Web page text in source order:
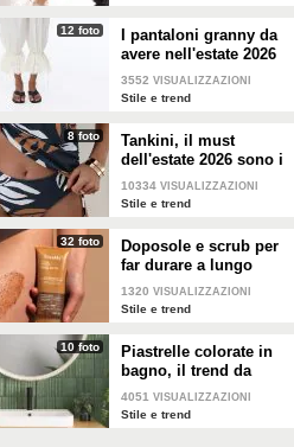
12 foto
I pantaloni granny da
avere nell'estate 2026
3552 VISUALIZZAZIONI
Stile e trend
8 foto
Tankini, il must
dell'estate 2026 sono i
costumi con la canotta
10334 VISUALIZZAZIONI
Stile e trend
32 foto
Doposole e scrub per
far durare a lungo
l'abbronzatura in estate
1320 VISUALIZZAZIONI
Stile e trend
10 foto
Piastrelle colorate in
bagno, il trend da
seguire in casa
4051 VISUALIZZAZIONI
Stile e trend